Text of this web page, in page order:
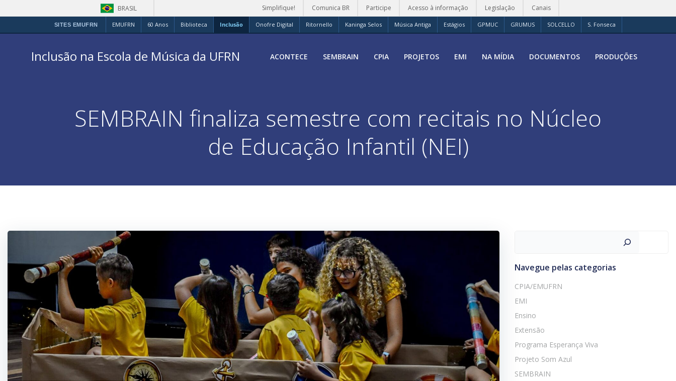
BRASIL Simplifique! Comunica BR Participe Acesso à informação Legislação Canais
SITES EMUFRN EMUFRN 60 Anos Biblioteca Inclusão Onofre Digital Ritornello Kaninga Selos Música Antiga Estágios GPMUC GRUMUS SOLCELLO S. Fonseca
Inclusão na Escola de Música da UFRN ACONTECE SEMBRAIN CPIA PROJETOS EMI NA MÍDIA DOCUMENTOS PRODUÇÕES
SEMBRAIN finaliza semestre com recitais no Núcleo
de Educação Infantil (NEI)
Navegue pelas categorias
CPIA/EMUFRN
EMI
Ensino
Extensão
Programa Esperança Viva
Projeto Som Azul
SEMBRAIN